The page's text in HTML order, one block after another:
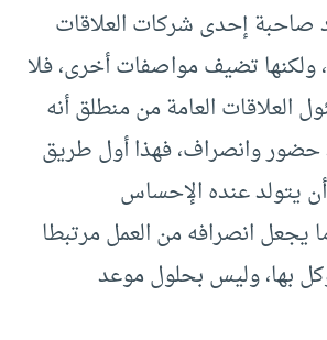
صاحبة إحدى شركات العلاقات
ولكنها تضيف مواصفات أخرى، فلا
العلاقات العامة من منطلق أنه
وانصراف، فهذا أول طريق
يتولد عنده الإحساس
يجعل انصرافه من العمل مرتبطا
بها، وليس بحلول موعد